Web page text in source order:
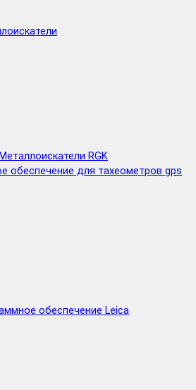
Металлоискатели RGK
обеспечение для тахеометров gps
обеспечение Leica